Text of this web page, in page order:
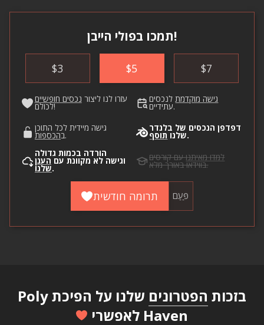
תמכו בפולי הייבן!
$3 $5 $7
עזרו לנו ליצור נכסים חופשיים
לכולם!
גישה מוקדמתלנכסים
עתידיים.
גישה מיידית לכל התוכן
בהכספות .
דפדפן הנכסים של בלנדר
שלנו תוסף
.
הורדה בכמות גדולה
וגישה לא מקוונת עם הענן
שלנו.
למדו מאיתנועם קורסים
בווידאו באורך מלא.
תרומה חודשית פַּעַם
בזכות הפטרונים
שלנו על הפיכת Poly
Haven לאפשרי